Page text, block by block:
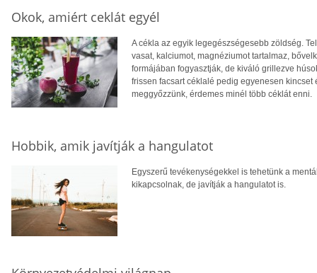
Okok, amiért ceklát egyél
A cékla az egyik legegészségesebb zöldség.
vasat, kalciumot, magnéziumot tartalmaz,
formájában fogyasztják, de kiváló grillezve
frissen facsart céklalé pedig egyenesen
meggyőzzünk, érdemes minél több céklát enni.
Hobbik, amik javítják a hangulatot
Egyszerű tevékenységekkel is tehetünk a
kikapcsolnak, de javítják a hangulatot is.